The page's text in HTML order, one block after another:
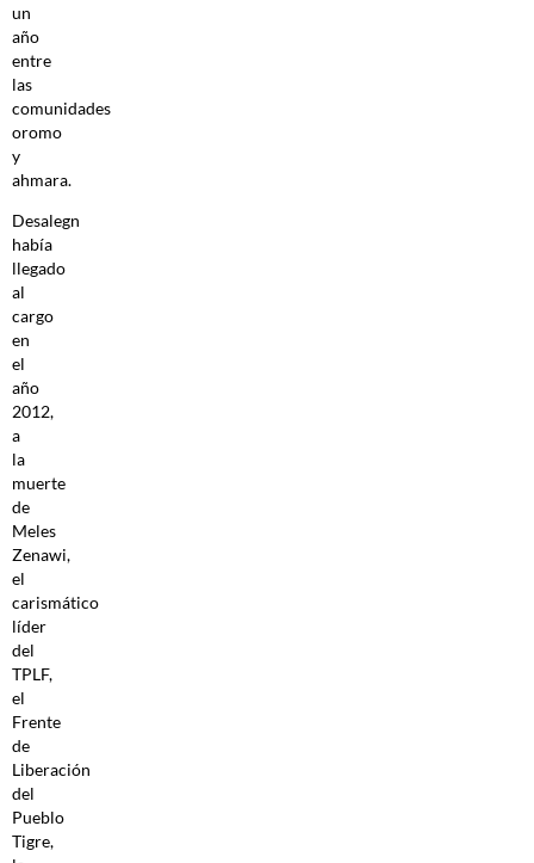
un
año
entre
las
comunidades
oromo
y
ahmara.
Desalegn
había
llegado
al
cargo
en
el
año
2012,
a
la
muerte
de
Meles
Zenawi,
el
carismático
líder
del
TPLF,
el
Frente
de
Liberación
del
Pueblo
Tigre,